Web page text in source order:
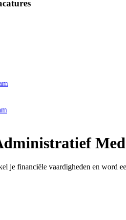
je financiële vaardigheden en word